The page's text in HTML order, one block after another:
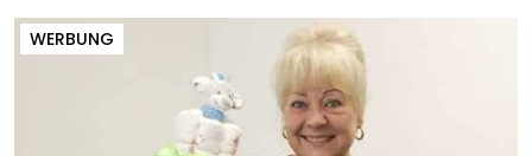
WERBUNG